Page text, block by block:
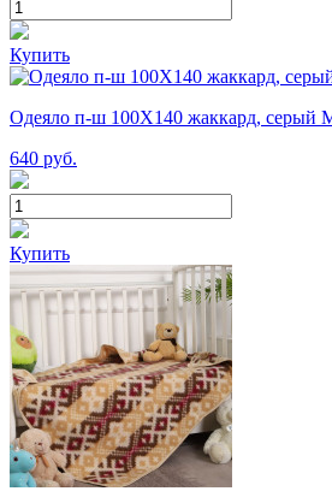
Купить
Одеяло п-ш 100Х140 жаккард, серый
640 руб.
Купить